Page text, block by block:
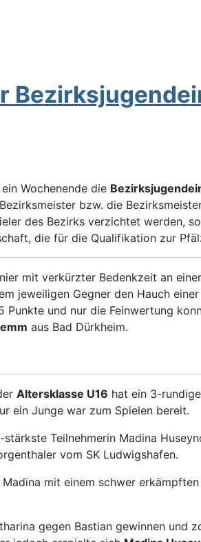
Wochenende die
bzw. die
des Bezirks verzichtet werden,
die für die Qualifikation zur
mit verkürzter Bedenkzeit an
jeweiligen Gegner den Hauch
und nur die Feinwertung
aus Bad Dürkheim.
Altersklasse U16 hat ein 3-
ein Junge war zum Spielen bereit.
Teilnehmerin Madina
vom SK Ludwigshafen.
mit einem schwer
gegen Bastian gewinnen